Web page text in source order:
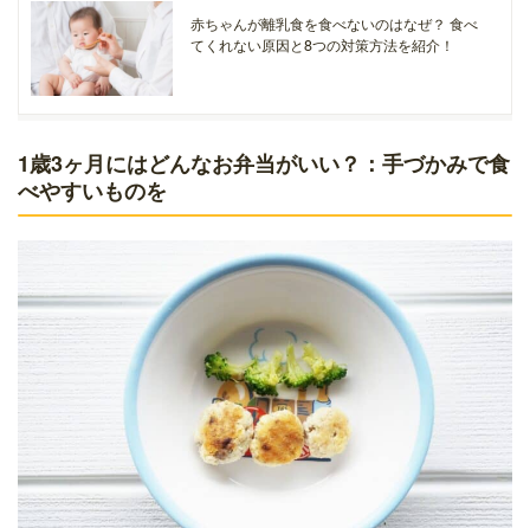
赤ちゃんが離乳食を食べないのはなぜ？ 食べ
てくれない原因と8つの対策方法を紹介！
1歳3ヶ月にはどんなお弁当がいい？：手づかみで食
べやすいものを